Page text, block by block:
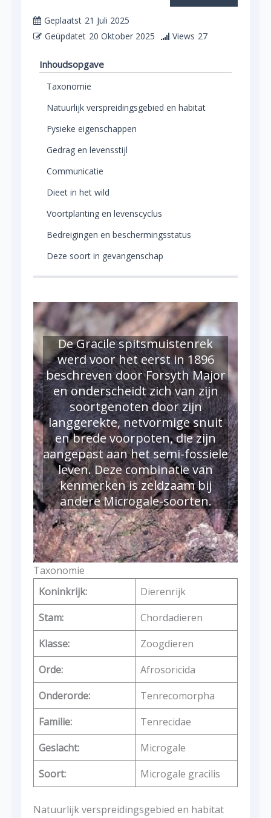
Geplaatst 21 Juli 2025
Geüpdatet 20 Oktober 2025 Views 27
Inhoudsopgave
Taxonomie
Natuurlijk verspreidingsgebied en habitat
Fysieke eigenschappen
Gedrag en levensstijl
Communicatie
Dieet in het wild
Voortplanting en levenscyclus
Bedreigingen en beschermingsstatus
Deze soort in gevangenschap
De Gracile spitsmuistenrek
werd voor het eerst in 1896
beschreven door Forsyth Major
en onderscheidt zich van zijn
soortgenoten door zijn
langgerekte, netvormige snuit
en brede voorpoten, die zijn
aangepast aan het semi-fossiele
leven. Deze combinatie van
kenmerken is zeldzaam bij
andere Microgale-soorten.
Taxonomie
Koninkrijk:
Dierenrijk
Stam:
Chordadieren
Klasse:
Zoogdieren
Orde:
Afrosoricida
Onderorde:
Tenrecomorpha
Familie:
Tenrecidae
Geslacht:
Microgale
Soort:
Microgale gracilis
Natuurlijk verspreidingsgebied en habitat